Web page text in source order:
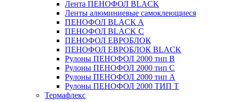
Лента ПЕНОФОЛ BLACK
Ленты алюминиевые самоклеющиеся
ПЕНОФОЛ BLACK A
ПЕНОФОЛ BLACK С
ПЕНОФОЛ ЕВРОБЛОК
ПЕНОФОЛ ЕВРОБЛОК BLACK
Рулоны ПЕНОФОЛ 2000 тип B
Рулоны ПЕНОФОЛ 2000 тип C
Рулоны ПЕНОФОЛ 2000 тип А
Рулоны ПЕНОФОЛ 2000 ТИП Т
Термафлекс